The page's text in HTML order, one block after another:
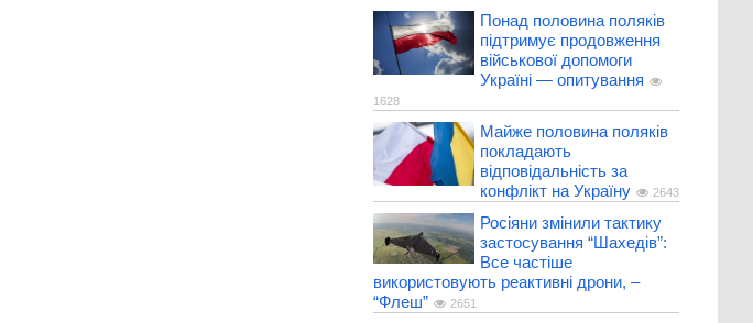
Понад половина поляків
підтримує продовження
військової допомоги
Україні — опитування
1628
Майже половина поляків
покладають
відповідальність за
конфлікт на Україну
2643
Росіяни змінили тактику
застосування “Шахедів”:
Все частіше
використовують реактивні дрони, –
“Флеш”
2651